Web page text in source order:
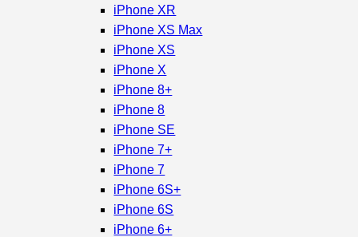
iPhone XR
iPhone XS Max
iPhone XS
iPhone X
iPhone 8+
iPhone 8
iPhone SE
iPhone 7+
iPhone 7
iPhone 6S+
iPhone 6S
iPhone 6+